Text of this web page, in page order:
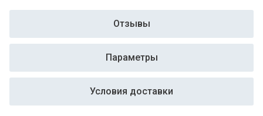
Отзывы
Параметры
Условия доставки